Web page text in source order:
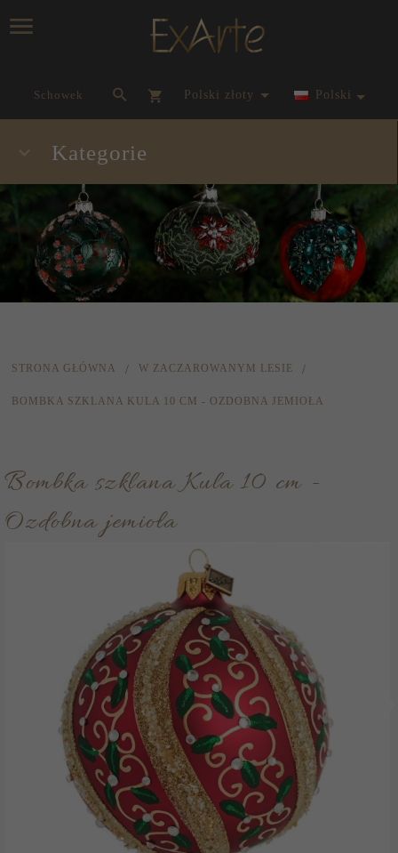
Schowek currency_h
polski złoty Polski
Kategorie
STRONA GŁÓWNA W ZACZAROWANYM LESIE
BOMBKA SZKLANA KULA 10 CM - OZDOBNA JEMIOŁA
Bombka szklana Kula 10 cm -
Ozdobna jemioła